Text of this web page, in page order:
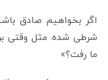
اگر بخواهیم صادق
شرطی شده. مثل وقتی
ما رفت؟»